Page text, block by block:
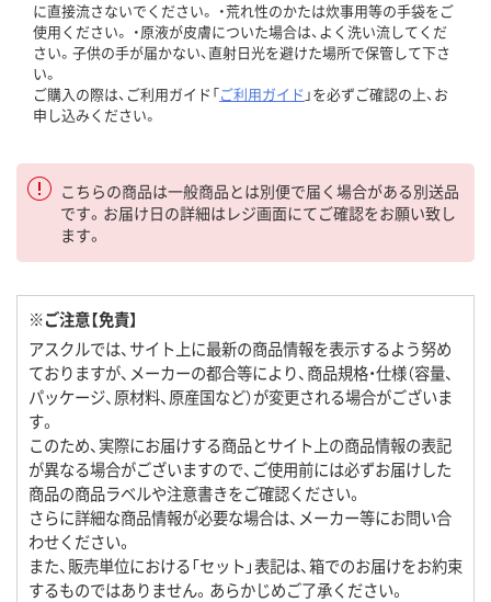
に直接流さないでください。 ・荒れ性のかたは炊事用等の手袋をご
使用ください。 ・原液が皮膚についた場合は、よく洗い流してくだ
さい。子供の手が届かない、直射日光を避けた場所で保管して下さ
い。
ご購入の際は、ご利用ガイド「ご利用ガイド 」を必ずご確認の上、お
申し込みください。
こちらの商品は一般商品とは別便で届く場合がある別送品
です。お届け日の詳細はレジ画面にてご確認をお願い致し
ます。
※ご注意【免責】
アスクルでは、サイト上に最新の商品情報を表示するよう努め
ておりますが、メーカーの都合等により、商品規格・仕様（容量、
パッケージ、原材料、原産国など）が変更される場合がございま
す。
このため、実際にお届けする商品とサイト上の商品情報の表記
が異なる場合がございますので、ご使用前には必ずお届けした
商品の商品ラベルや注意書きをご確認ください。
さらに詳細な商品情報が必要な場合は、メーカー等にお問い合
わせください。
また、販売単位における「セット」表記は、箱でのお届けをお約束
するものではありません。あらかじめご了承ください。